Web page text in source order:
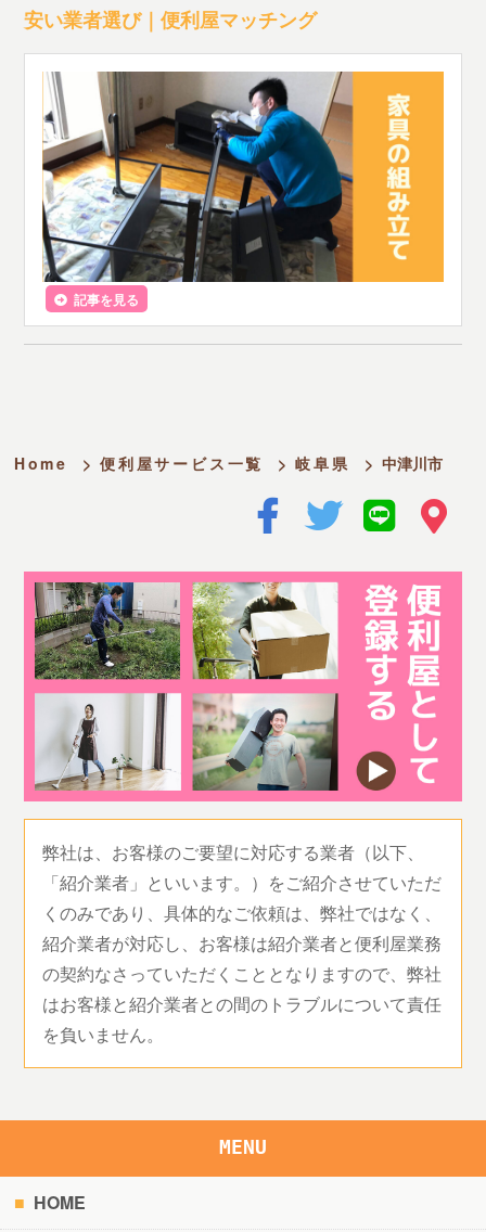
安い業者選び｜便利屋マッチング
記事を見る
Home > 便利屋サービス一覧 > 岐阜県 > 中津川市
弊社は、お客様のご要望に対応する業者（以下、
「紹介業者」といいます。）をご紹介させていただ
くのみであり、具体的なご依頼は、弊社ではなく、
紹介業者が対応し、お客様は紹介業者と便利屋業務
の契約なさっていただくこととなりますので、弊社
はお客様と紹介業者との間のトラブルについて責任
を負いません。
MENU
HOME